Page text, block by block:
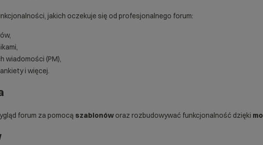
jakich oczekuje się od profesjonalnego forum:
wiadomości (PM),
i więcej.
forum za pomocą szablonów oraz rozbudowywać funkcjonalność dzięki